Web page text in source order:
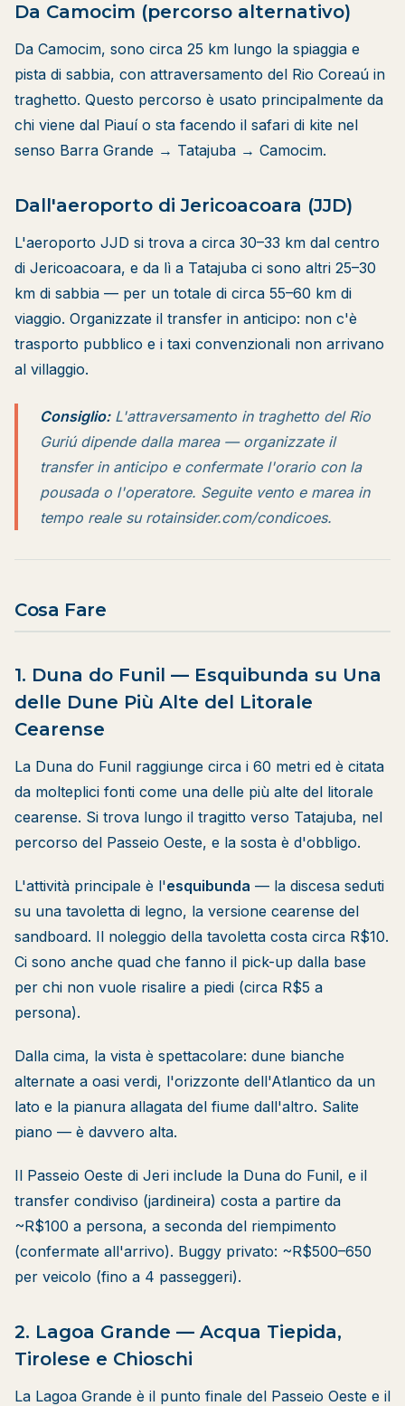
Da Camocim (percorso alternativo)
Da Camocim, sono circa 25 km lungo la spiaggia e
pista di sabbia, con attraversamento del Rio Coreaú in
traghetto. Questo percorso è usato principalmente da
chi viene dal Piauí o sta facendo il safari di kite nel
senso Barra Grande → Tatajuba → Camocim.
Dall'aeroporto di Jericoacoara (JJD)
L'aeroporto JJD si trova a circa 30–33 km dal centro
di Jericoacoara, e da lì a Tatajuba ci sono altri 25–30
km di sabbia — per un totale di circa 55–60 km di
viaggio. Organizzate il transfer in anticipo: non c'è
trasporto pubblico e i taxi convenzionali non arrivano
al villaggio.
Consiglio:L'attraversamento in traghetto del Rio
Guriú dipende dalla marea — organizzate il
transfer in anticipo e confermate l'orario con la
pousada o l'operatore. Seguite vento e marea in
tempo reale su rotainsider.com/condicoes.
Cosa Fare
1. Duna do Funil — Esquibunda su Una
delle Dune Più Alte del Litorale
Cearense
La Duna do Funil raggiunge circa i 60 metri ed è citata
da molteplici fonti come una delle più alte del litorale
cearense. Si trova lungo il tragitto verso Tatajuba, nel
percorso del Passeio Oeste, e la sosta è d'obbligo.
L'attività principale è l'esquibunda — la discesa seduti
su una tavoletta di legno, la versione cearense del
sandboard. Il noleggio della tavoletta costa circa R$10.
Ci sono anche quad che fanno il pick-up dalla base
per chi non vuole risalire a piedi (circa R$5 a
persona).
Dalla cima, la vista è spettacolare: dune bianche
alternate a oasi verdi, l'orizzonte dell'Atlantico da un
lato e la pianura allagata del fiume dall'altro. Salite
piano — è davvero alta.
Il Passeio Oeste di Jeri include la Duna do Funil, e il
transfer condiviso (jardineira) costa a partire da
~R$100 a persona, a seconda del riempimento
(confermate all'arrivo). Buggy privato: ~R$500–650
per veicolo (fino a 4 passeggeri).
2. Lagoa Grande — Acqua Tiepida,
Tirolese e Chioschi
La Lagoa Grande è il punto finale del Passeio Oeste e il